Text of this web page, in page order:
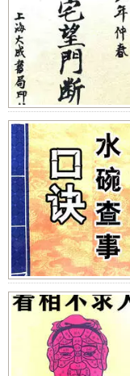
立即购买